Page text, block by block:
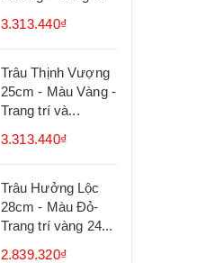
3.313.440₫
Trâu Thịnh Vượng
25cm - Màu Vàng -
Trang trí và...
3.313.440₫
Trâu Hưởng Lộc
28cm - Màu Đỏ-
Trang trí vàng 24...
2.839.320₫